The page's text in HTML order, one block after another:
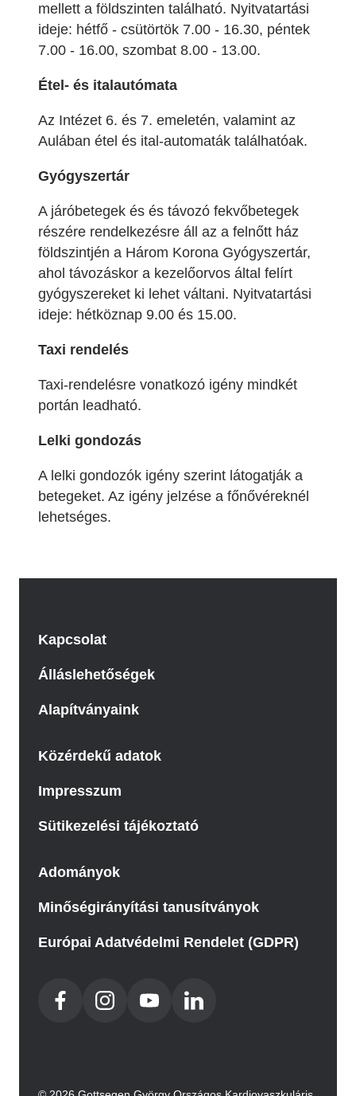
mellett a földszinten található. Nyitvatartási
ideje: hétfő - csütörtök 7.00 - 16.30, péntek
7.00 - 16.00, szombat 8.00 - 13.00.
Étel- és italautómata
Az Intézet 6. és 7. emeletén, valamint az
Aulában étel és ital-automaták találhatóak.
Gyógyszertár
A járóbetegek és és távozó fekvőbetegek
részére rendelkezésre áll az a felnőtt ház
földszintjén a Három Korona Gyógyszertár,
ahol távozáskor a kezelőorvos által felírt
gyógyszereket ki lehet váltani. Nyitvatartási
ideje: hétköznap 9.00 és 15.00.
Taxi rendelés
Taxi-rendelésre vonatkozó igény mindkét
portán leadható.
Lelki gondozás
A lelki gondozók igény szerint látogatják a
betegeket. Az igény jelzése a főnővéreknél
lehetséges.
Kapcsolat
Álláslehetőségek
Alapítványaink
Közérdekű adatok
Impresszum
Sütikezelési tájékoztató
Adományok
Minőségirányítási tanusítványok
Európai Adatvédelmi Rendelet (GDPR)